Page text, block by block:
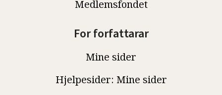
Medlemsfondet
For forfattarar
Mine sider
Hjelpesider: Mine sider